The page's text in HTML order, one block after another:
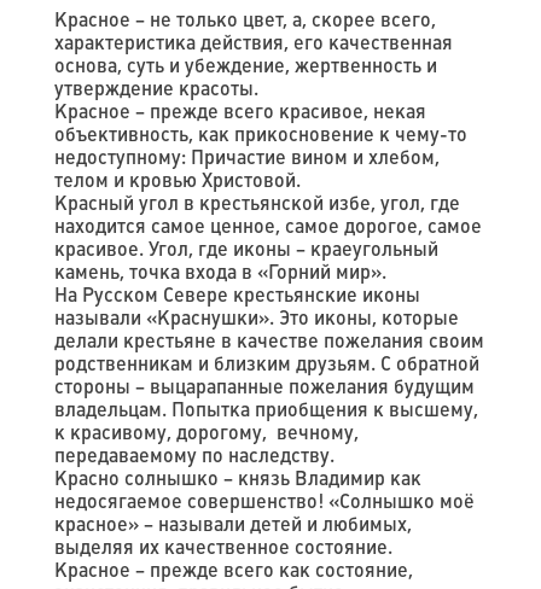
Красное – не только цвет, а, скорее всего,
характеристика действия, его качественная
основа, суть и убеждение, жертвенность и
утверждение красоты.
Красное – прежде всего красивое, некая
объективность, как прикосновение к чему-то
недоступному: Причастие вином и хлебом,
телом и кровью Христовой.
Красный угол в крестьянской избе, угол, где
находится самое ценное, самое дорогое, самое
красивое. Угол, где иконы – краеугольный
камень, точка входа в «Горний мир».
На Русском Севере крестьянские иконы
называли «Краснушки». Это иконы, которые
делали крестьяне в качестве пожелания своим
родственникам и близким друзьям. С обратной
стороны – выцарапанные пожелания будущим
владельцам. Попытка приобщения к высшему,
к красивому, дорогому, вечному,
передаваемому по наследству.
Красно солнышко – князь Владимир как
недосягаемое совершенство! «Солнышко моё
красное» – называли детей и любимых,
выделяя их качественное состояние.
Красное – прежде всего как состояние,